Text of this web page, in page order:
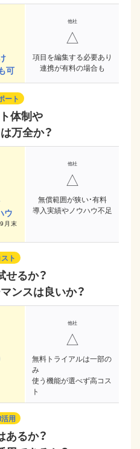
可
△
項目を編集する必要あり
連携が有料の場合も
ート
体制や
万全か？
ウ
月末
△
無償範囲が狭い・有料
導入実績やノウハウ不足
ト
せるか？
ンスは良いか？
△
無料トライアルは一部の
み
使う機能が選べず高コス
ト
用
あるか？